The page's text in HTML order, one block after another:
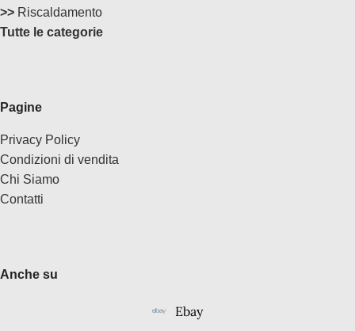
>> Riscaldamento
Tutte le categorie
Pagine
Privacy Policy
Condizioni di vendita
Chi Siamo
Contatti
Anche su
Ebay